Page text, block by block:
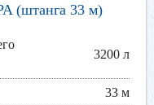
(штанга 33 м)
3200 л
33 м